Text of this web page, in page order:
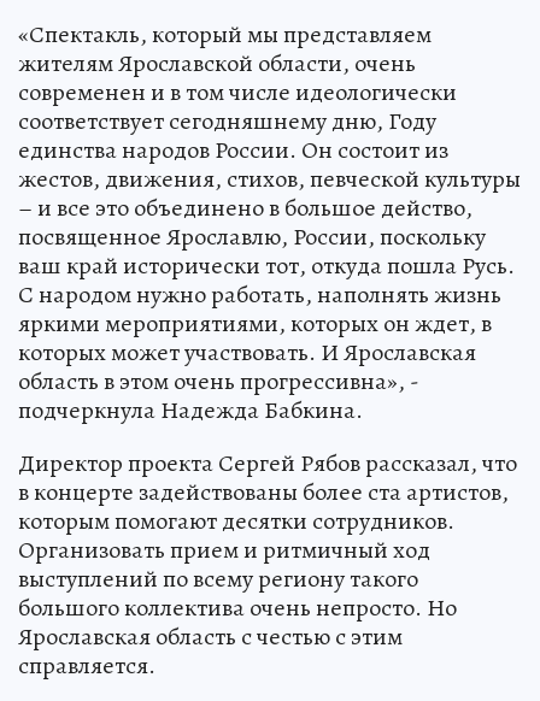
«Спектакль, который мы представляем
жителям Ярославской области, очень
современен и в том числе идеологически
соответствует сегодняшнему дню, Году
единства народов России. Он состоит из
жестов, движения, стихов, певческой культуры
– и все это объединено в большое действо,
посвященное Ярославлю, России, поскольку
ваш край исторически тот, откуда пошла Русь.
С народом нужно работать, наполнять жизнь
яркими мероприятиями, которых он ждет, в
которых может участвовать. И Ярославская
область в этом очень прогрессивна», -
подчеркнула Надежда Бабкина.
Директор проекта Сергей Рябов рассказал, что
в концерте задействованы более ста артистов,
которым помогают десятки сотрудников.
Организовать прием и ритмичный ход
выступлений по всему региону такого
большого коллектива очень непросто. Но
Ярославская область с честью с этим
справляется.